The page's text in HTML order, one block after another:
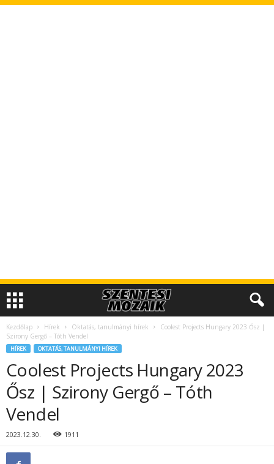
Kezdőlap Hírek Oktatás, tanulmányi hírek
Coolest Projects Hungary 2023 Ősz |
Szirony Gergő – Tóth Vendel
HÍREK OKTATÁS, TANULMÁNYI HÍREK
Coolest Projects Hungary 2023
Ősz | Szirony Gergő – Tóth
Vendel
2023.12.30. 1911